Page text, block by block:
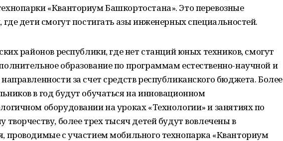
«Кванториум Башкортостана». Это перевозные
где дети смогут постигать азы инженерных специальностей.
районов республики, где нет станций юных техников, смогут
образование по программам естественно-научной и
за счет средств республиканского бюджета. Более
в год будут обучаться на инновационном
оборудовании на уроках «Технологии» и занятиях по
творчеству, более трех тысяч детей будут вовлечены в
проводимые с участием мобильного технопарка «Кванториум